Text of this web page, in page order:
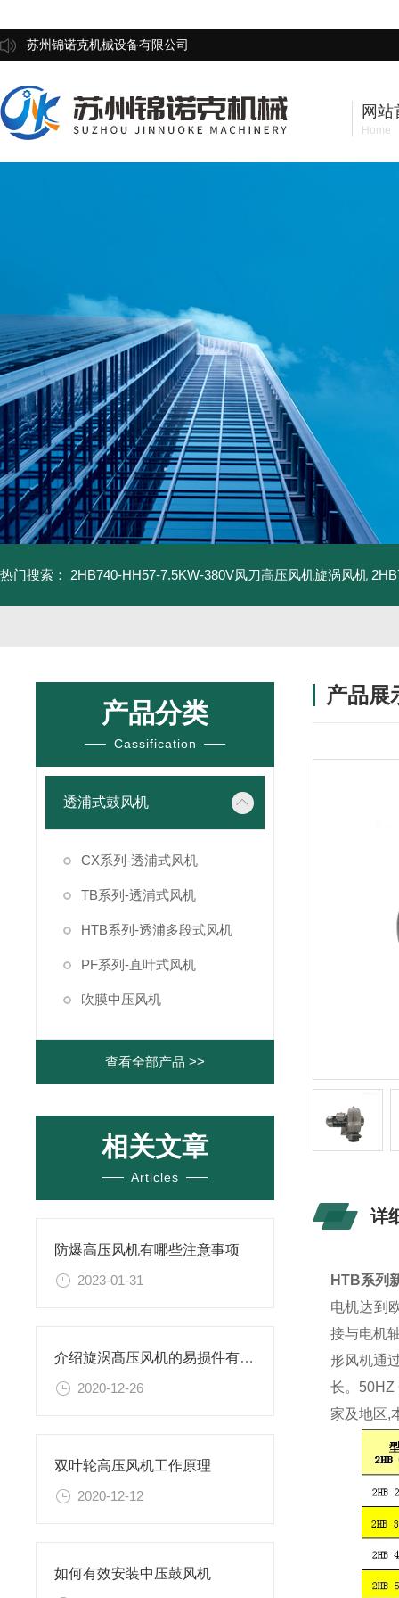
苏州锦诺克机械设备有限公司
网站
Home
热门搜索： 2HB740-HH57-7.5KW-380V风刀高压风机旋涡风机
产品分类
Cassification
透浦式鼓风机
CX系列-透浦式风机
TB系列-透浦式风机
HTB系列-透浦多段式风机
PF系列-直叶式风机
吹膜中压风机
查看全部产品 >>
相关文章
Articles
防爆高压风机有哪些注意事项
2023-01-31
介绍旋涡髙压风机的易损件有那些
2020-12-26
双叶轮高压风机工作原理
2020-12-12
如何有效安装中压鼓风机
产品展
详
HTB系列
电机达到
接与电机
形风机通
长。50HZ
家及地区,